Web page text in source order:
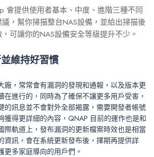
會提供使用者基本、中度、進階三種不同
，幫你掃描整台NAS設備，並給出掃描後
可讓你的NAS設備安全等級提升不少。
維持好習慣
廠，常常會有漏洞的發現和通報，以及版本更
在進行的，同時為了確保不讓更多用戶受害，
的訊息並不會對外全部揭露，需要開發者帳號
獲得更詳細的內容，QNAP 目前的運作也是和
際軌道上，發布漏洞的更新檔案時效也是相當
資訊，會在系統更新發布後，擇期再提供詳
更多家庭導向的用戶們。